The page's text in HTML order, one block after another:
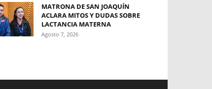
MATRONA DE SAN JOAQUÍN
ACLARA MITOS Y DUDAS SOBRE
LACTANCIA MATERNA
Agosto 7, 2026